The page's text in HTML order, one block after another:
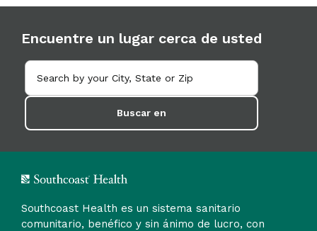
Encuentre un lugar cerca de usted
Buscar en
Southcoast Health es un sistema sanitario
comunitario, benéfico y sin ánimo de lucro, con